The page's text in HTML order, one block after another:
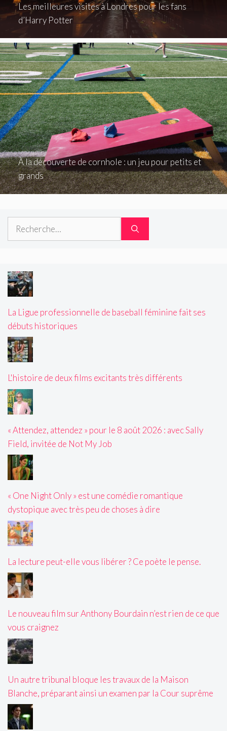
Les meilleures visites à Londres pour les fans
d’Harry Potter
À la découverte de cornhole : un jeu pour petits et
grands
Rechercher :
La Ligue professionnelle de baseball féminine fait ses
débuts historiques
L'histoire de deux films excitants très différents
« Attendez, attendez » pour le 8 août 2026 : avec Sally
Field, invitée de Not My Job
« One Night Only » est une comédie romantique
dystopique avec très peu de choses à dire
La lecture peut-elle vous libérer ? Ce poète le pense.
Le nouveau film sur Anthony Bourdain n’est rien de ce que
vous craignez
Un autre tribunal bloque les travaux de la Maison
Blanche, préparant ainsi un examen par la Cour suprême